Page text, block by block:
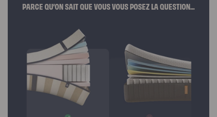
PARCE QU’ON SAIT QUE VOUS VOUS POSEZ LA QUESTION...